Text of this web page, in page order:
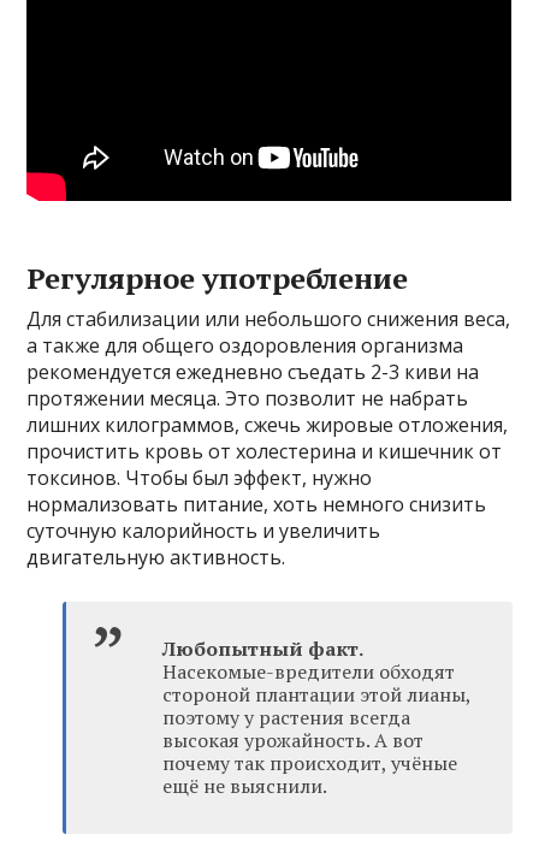
Регулярное употребление
Для стабилизации или небольшого снижения веса,
а также для общего оздоровления организма
рекомендуется ежедневно съедать 2-3 киви на
протяжении месяца. Это позволит не набрать
лишних килограммов, сжечь жировые отложения,
прочистить кровь от холестерина и кишечник от
токсинов. Чтобы был эффект, нужно
нормализовать питание, хоть немного снизить
суточную калорийность и увеличить
двигательную активность.
Любопытный факт.
Насекомые-вредители обходят
стороной плантации этой лианы,
поэтому у растения всегда
высокая урожайность. А вот
почему так происходит, учёные
ещё не выяснили.